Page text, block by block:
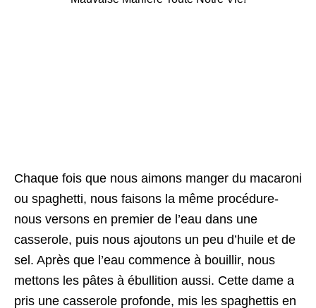
Chaque fois que nous aimons manger du macaroni
ou spaghetti, nous faisons la même procédure-
nous versons en premier de l’eau dans une
casserole, puis nous ajoutons un peu d’huile et de
sel. Après que l’eau commence à bouillir, nous
mettons les pâtes à ébullition aussi. Cette dame a
pris une casserole profonde, mis les spaghettis en